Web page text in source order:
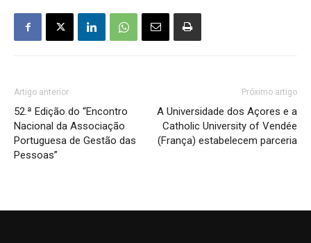
Artigo anterior
52.ª Edição do “Encontro
Nacional da Associação
Portuguesa de Gestão das
Pessoas”
Próximo artigo
A Universidade dos Açores e a
Catholic University of Vendée
(França) estabelecem parceria